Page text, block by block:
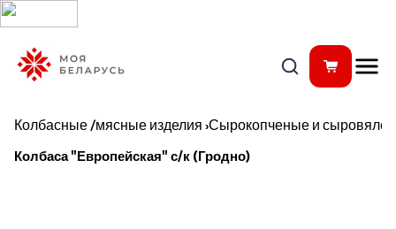
Колбасные /мясные изделия ›Сырокопченые и
Колбаса "Европейская" с/к (Гродно)